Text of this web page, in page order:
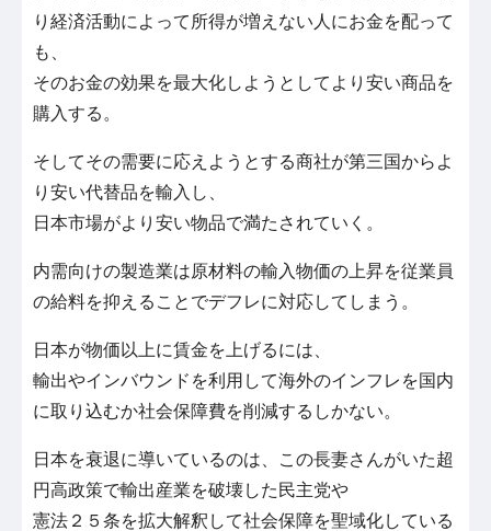
り経済活動によって所得が増えない人にお金を配って
も、
そのお金の効果を最大化しようとしてより安い商品を
購入する。
そしてその需要に応えようとする商社が第三国からよ
り安い代替品を輸入し、
日本市場がより安い物品で満たされていく。
内需向けの製造業は原材料の輸入物価の上昇を従業員
の給料を抑えることでデフレに対応してしまう。
日本が物価以上に賃金を上げるには、
輸出やインバウンドを利用して海外のインフレを国内
に取り込むか社会保障費を削減するしかない。
日本を衰退に導いているのは、この長妻さんがいた超
円高政策で輸出産業を破壊した民主党や
憲法２５条を拡大解釈して社会保障を聖域化している